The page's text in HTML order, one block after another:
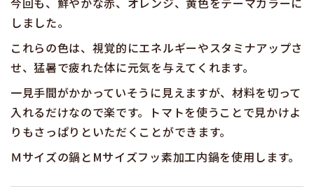
しました。
これらの色は、視覚的にエネルギーやスタミナアップさ
せ、猛暑で疲れた体に元気を与えてくれます。
一見手間がかかっていそうに見えますが、材料を切って
入れるだけなので楽です。トマトを使うことで見かけよ
りもさっぱりといただくことができます。
Ｍサイズの鍋とMサイズフッ素加工内鍋を使用します。